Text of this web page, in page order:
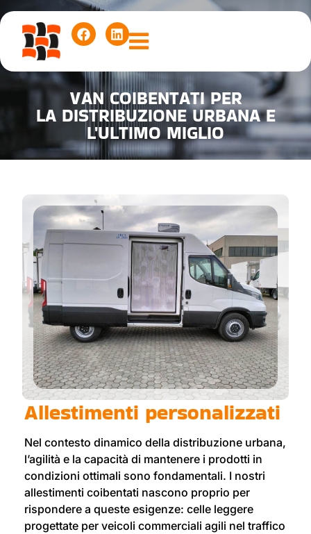
VAN COIBENTATI PER
LA DISTRIBUZIONE URBANA E
L'ULTIMO MIGLIO
Allestimenti personalizzati
Nel contesto dinamico della distribuzione urbana,
l’agilità e la capacità di mantenere i prodotti in
condizioni ottimali sono fondamentali. I nostri
allestimenti coibentati nascono proprio per
rispondere a queste esigenze: celle leggere
progettate per veicoli commerciali agili nel traffico